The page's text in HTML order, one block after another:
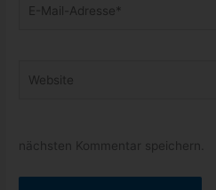
Mail-
nächsten Kommentar speichern.